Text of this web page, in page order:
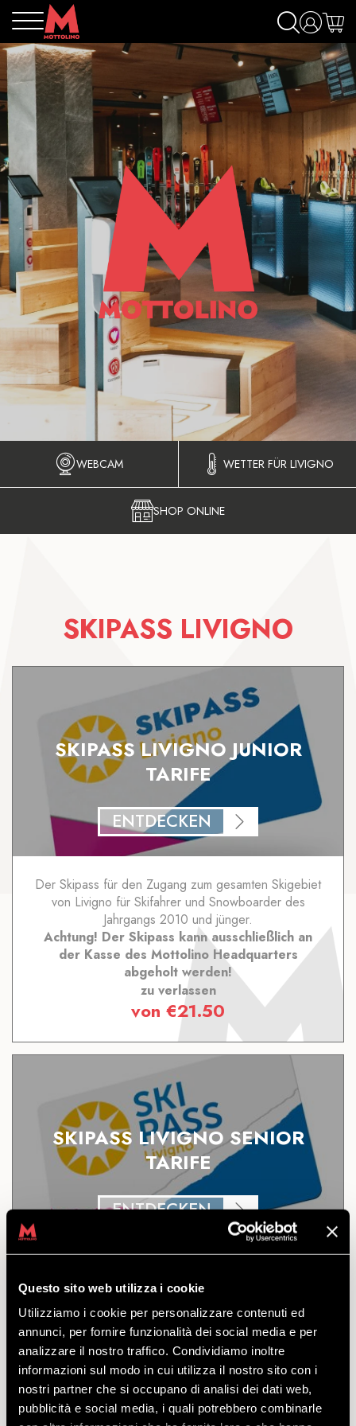
Questo sito web utilizza i cookie
Utilizziamo i cookie per personalizzare contenuti ed
annunci, per fornire funzionalità dei social media e per
analizzare il nostro traffico. Condividiamo inoltre
informazioni sul modo in cui utilizza il nostro sito con i
nostri partner che si occupano di analisi dei dati web,
pubblicità e social media, i quali potrebbero combinarle
WEBCAM WETTER FÜR LIVIGNO
SHOP ONLINE
SKIPASS LIVIGNO
SKIPASS LIVIGNO JUNIOR
TARIFE
ENTDECKEN
Der Skipass für den Zugang zum gesamten Skigebiet
von Livigno für Skifahrer und Snowboarder des
Jahrgangs 2010 und jünger.
Achtung! Der Skipass kann ausschließlich an
der Kasse des Mottolino Headquarters
abgeholt werden!
zu verlassen
von €21.50
SKIPASS LIVIGNO SENIOR
TARIFE
ENTDECKEN
von Livigno für Skifahrer und Snowboarder, die 1961
und früher geboren wurden.
Achtung! Der Skipass kann ausschließlich an
der Kasse des Mottolino Headquarters
abgeholt werden!
zu verlassen
von€36.50